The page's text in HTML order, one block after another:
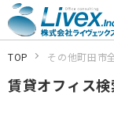
TOP その他町田市
賃貸オフィス